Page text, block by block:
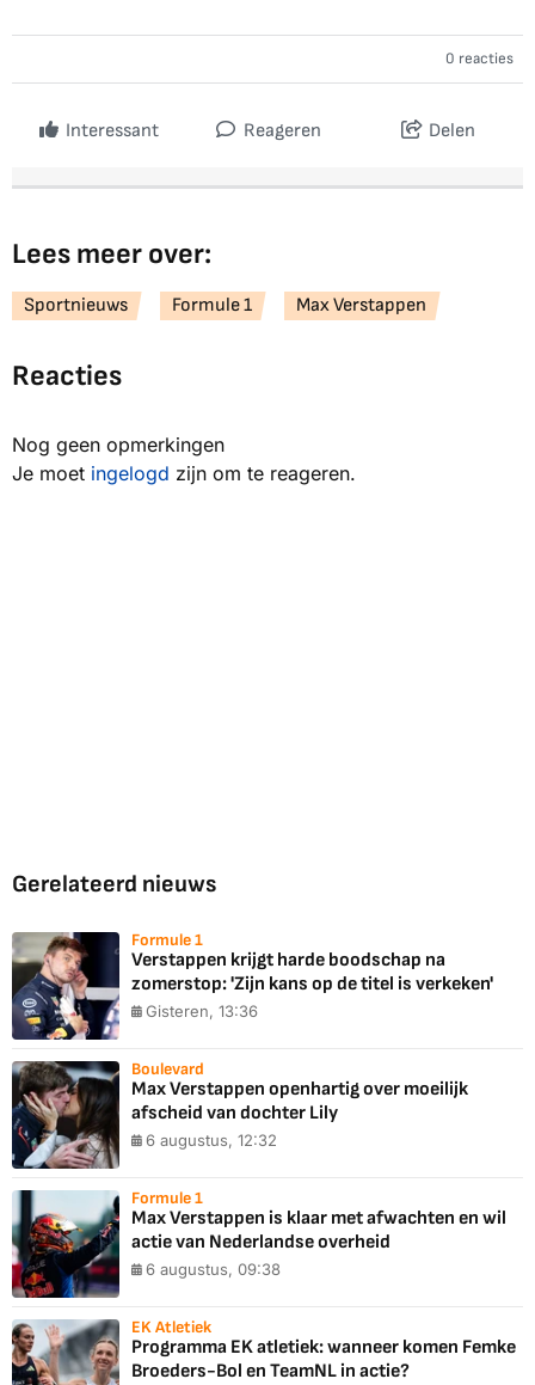
0 reacties
Interessant Reageren Delen
Lees meer over:
Sportnieuws Formule 1 Max Verstappen
Reacties
Nog geen opmerkingen
Je moet ingelogd zijn om te reageren.
Gerelateerd nieuws
Formule 1
Verstappen krijgt harde boodschap na
zomerstop: 'Zijn kans op de titel is verkeken'
Gisteren, 13:36
Boulevard
Max Verstappen openhartig over moeilijk
afscheid van dochter Lily
6 augustus, 12:32
Formule 1
Max Verstappen is klaar met afwachten en wil
actie van Nederlandse overheid
6 augustus, 09:38
EK Atletiek
Programma EK atletiek: wanneer komen Femke
Broeders-Bol en TeamNL in actie?